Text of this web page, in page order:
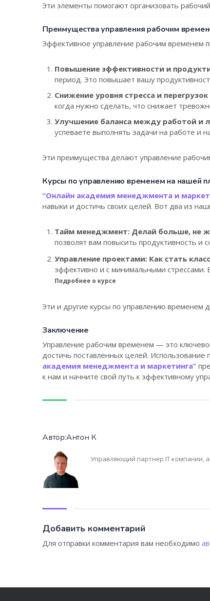
Эти элементы помогают организовать
Преимущества управления рабочим
Эффективное управление рабочим временем
Повышение эффективности и
период. Это повышает вашу
Снижение уровня стресса и перегрузок
когда нужно сделать, что снижает
Улучшение баланса между работой и
успеваете выполнять задачи на работе и
Эти преимущества делают управление
Курсы по управлению временем на нашей
“Онлайн академия менеджмента и
навыки и достичь своих целей. Вот два из
Тайм менеджмент: Делай больше, не
позволят вам повысить продуктивность
Управление проектами: Как стать
эффективно и с минимальными стрессами.
Подробнее о курсе
Эти и другие курсы по управлению временем
Заключение
Управление рабочим временем — это
достичь поставленных целей.
академия менеджмента и маркетинга”
к нам и начните свой путь к эффективному
Автор:Антон К
Управляющий партнер IT компании,
Добавить комментарий
Для отправки комментария вам необходимо